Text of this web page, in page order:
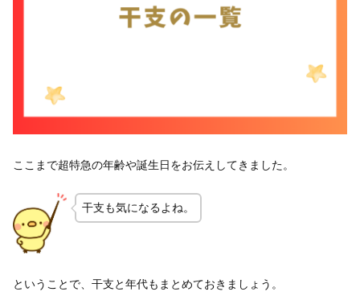
ここまで超特急の年齢や誕生日をお伝えしてきました。
干支も気になるよね。
ということで、干支と年代もまとめておきましょう。